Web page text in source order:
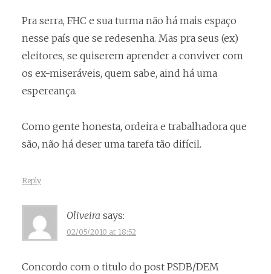
Pra serra, FHC e sua turma não há mais espaço
nesse país que se redesenha. Mas pra seus (ex)
eleitores, se quiserem aprender a conviver com
os ex-miseráveis, quem sabe, aind há uma
espereança.
Como gente honesta, ordeira e trabalhadora que
são, não há deser uma tarefa tão difícil.
Reply
Oliveira says:
02/05/2010 at 18:52
Concordo com o titulo do post PSDB/DEM